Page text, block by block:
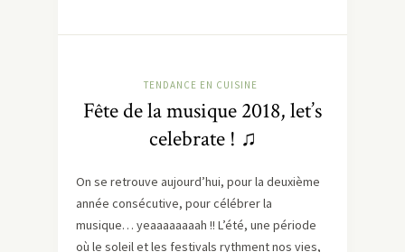
TENDANCE EN CUISINE
Fête de la musique 2018, let’s
celebrate ! ♫
On se retrouve aujourd’hui, pour la deuxième
année consécutive, pour célébrer la
musique… yeaaaaaaaah !! L’été, une période
où le soleil et les festivals rythment nos vies,